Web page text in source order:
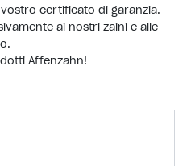
certificato di garanzia.
ai nostri zaini e alle
Affenzahn!